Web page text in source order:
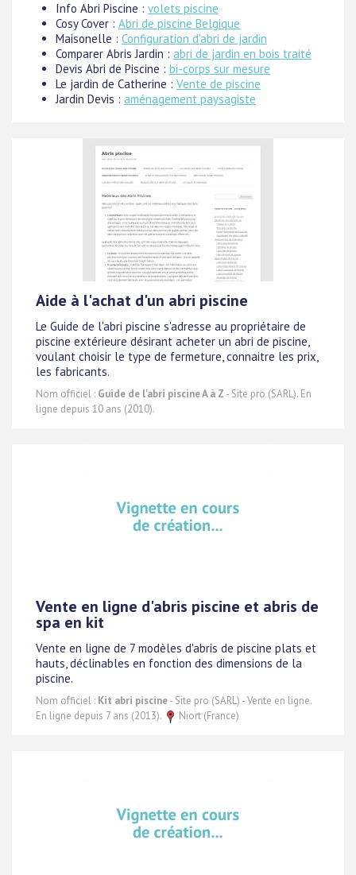
Info Abri Piscine : volets piscine
Cosy Cover : Abri de piscine Belgique
Maisonelle : Configuration d'abri de jardin
Comparer Abris Jardin : abri de jardin en bois traité
Devis Abri de Piscine : bi-corps sur mesure
Le jardin de Catherine : Vente de piscine
Jardin Devis : aménagement paysagiste
Aide à l'achat d'un abri piscine
Le Guide de l'abri piscine s'adresse au propriétaire de
piscine extérieure désirant acheter un abri de piscine,
voulant choisir le type de fermeture, connaitre les prix,
les fabricants.
Nom officiel : Guide de l'abri piscine A à Z - Site pro (SARL). En
ligne depuis 10 ans (2010).
Vente en ligne d'abris piscine et abris de
spa en kit
Vente en ligne de 7 modèles d'abris de piscine plats et
hauts, déclinables en fonction des dimensions de la
piscine.
Nom officiel : Kit abri piscine- Site pro (SARL) - Vente en ligne.
En ligne depuis 7 ans (2013).
Niort (France)